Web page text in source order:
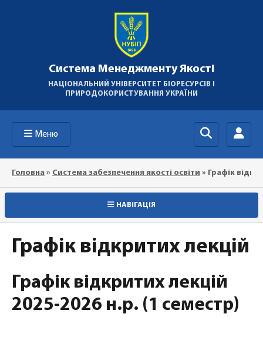
Система Менеджменту Якості
НАЦІОНАЛЬНИЙ УНІВЕРСИТЕТ БІОРЕСУРСІВ І
ПРИРОДОКОРИСТУВАННЯ УКРАЇНИ
Меню
Головна » Система забезпечення якості освіти » Графік
НАВІГАЦІЯ
Графік відкритих лекцій
Графік відкритих лекцій
2025-2026 н.р. (1 семестр)